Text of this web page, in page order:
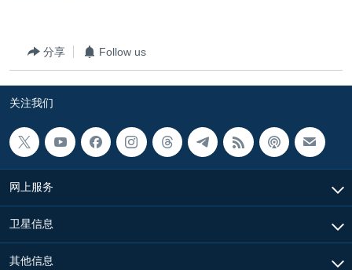
南中国海争端
关注新疆
其他语言网站
分享 Follow us
关注我们
网上服务
卫星信息
其他信息